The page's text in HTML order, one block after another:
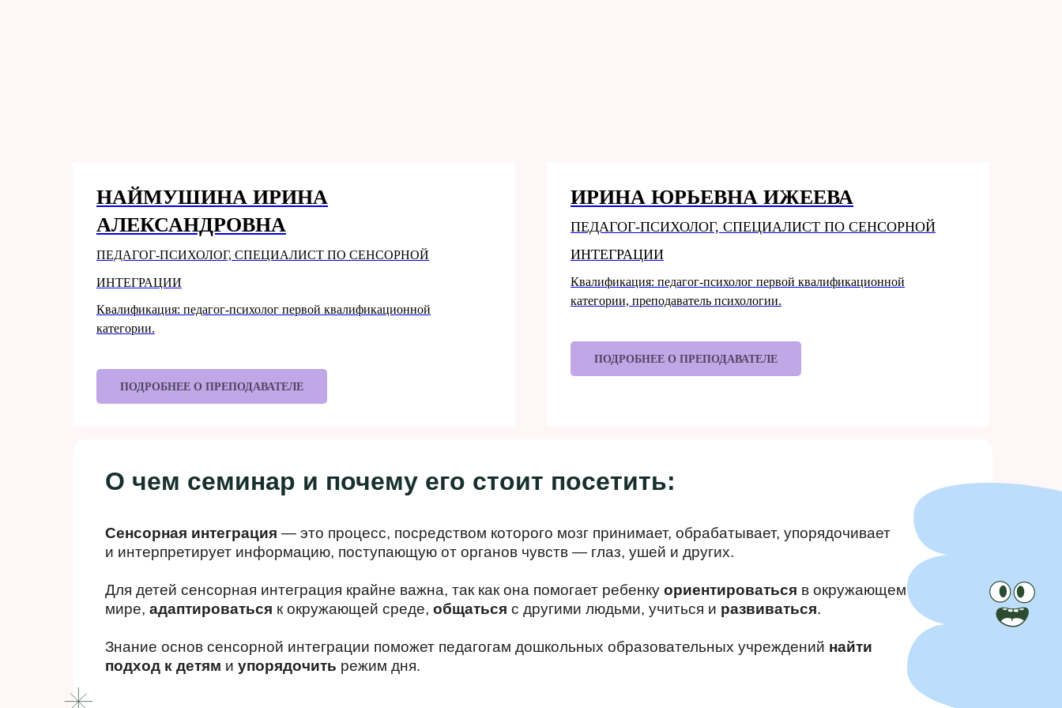
НАЙМУШИНА ИРИНА
АЛЕКСАНДРОВНА
ПЕДАГОГ-ПСИХОЛОГ, СПЕЦИАЛИСТ ПО СЕНСОРНОЙ
ИНТЕГРАЦИИ
Квалификация: педагог-психолог первой квалификационной
категории.
ПОДРОБНЕЕ О ПРЕПОДАВАТЕЛЕ
ИРИНА ЮРЬЕВНА ИЖЕЕВА
ПЕДАГОГ-ПСИХОЛОГ, СПЕЦИАЛИСТ ПО СЕНСОРНОЙ
ИНТЕГРАЦИИ
Квалификация: педагог-психолог первой квалификационной
категории, преподаватель психологии.
ПОДРОБНЕЕ О ПРЕПОДАВАТЕЛЕ
Процедура безболезненна, а также даёт
Сенсорная интеграция — это процесс, посредством которого мозг принимает, обрабатывает, упорядочивает
и интерпретирует информацию, поступающую от органов чувств — глаз, ушей и других.
Для детей сенсорная интеграция крайне важна, так как она помогает ребенку ориентироваться в окружающем
мире, адаптироваться к окружающей среде, общаться с другими людьми, учиться и развиваться.
Знание основ сенсорной интеграции поможет педагогам дошкольных образовательных учреждений найти
подход к детям и упорядочить режим дня.
О чем семинар и почему его стоит посетить: